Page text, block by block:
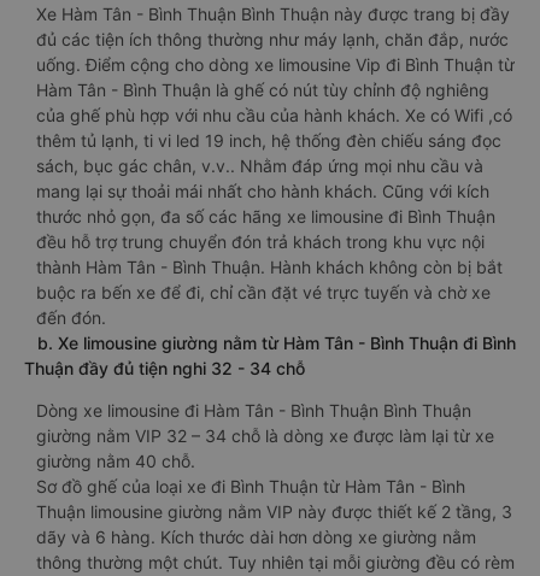
Xe Hàm Tân - Bình Thuận Bình Thuận này được trang bị đầy
đủ các tiện ích thông thường như máy lạnh, chăn đắp, nước
uống. Điểm cộng cho dòng xe limousine Vip đi Bình Thuận từ
Hàm Tân - Bình Thuận là ghế có nút tùy chỉnh độ nghiêng
của ghế phù hợp với nhu cầu của hành khách. Xe có Wifi ,có
thêm tủ lạnh, ti vi led 19 inch, hệ thống đèn chiếu sáng đọc
sách, bục gác chân, v.v.. Nhằm đáp ứng mọi nhu cầu và
mang lại sự thoải mái nhất cho hành khách. Cũng với kích
thước nhỏ gọn, đa số các hãng xe limousine đi Bình Thuận
đều hỗ trợ trung chuyển đón trả khách trong khu vực nội
thành Hàm Tân - Bình Thuận. Hành khách không còn bị bắt
buộc ra bến xe để đi, chỉ cần đặt vé trực tuyến và chờ xe
đến đón.
b. Xe limousine giường nằm từ Hàm Tân - Bình Thuận đi Bình
Thuận đầy đủ tiện nghi 32 - 34 chỗ
Dòng xe limousine đi Hàm Tân - Bình Thuận Bình Thuận
giường nằm VIP 32 – 34 chỗ là dòng xe được làm lại từ xe
giường nằm 40 chỗ.
Sơ đồ ghế của loại xe đi Bình Thuận từ Hàm Tân - Bình
Thuận limousine giường nằm VIP này được thiết kế 2 tầng, 3
dãy và 6 hàng. Kích thước dài hơn dòng xe giường nằm
thông thường một chút. Tuy nhiên tại mỗi giường đều có rèm